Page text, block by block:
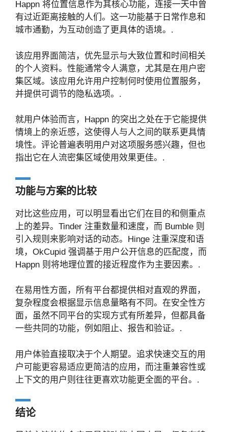
Happn 将位置信息作为其核心功能，连接一天中曾
有过近距离接触的人们。这一功能基于日常作息和
城市通勤，为互动创造了更具体的语境。.
该应用界面简洁，优先显示与大致位置和时间相关
的个人资料。性能通常令人满意，尤其是在用户密
集区域。该应用允许用户控制何时使用位置服务，
并提供可调节的隐私选项。.
就用户体验而言，Happn 的突出之处在于它能提供
情境上的亲近感，这使得人与人之间的联系更具情
境性。评论普遍表明用户对这项服务感兴趣，但也
指出它在人流密集区域使用效果更佳。.
功能与方案的比较
对比这些应用，可以明显看出它们在目的和侧重点
上的差异。Tinder 注重数量和速度，而 Bumble 则
引入规则来影响对话的动态。Hinge 注重深度和语
境，OkCupid 强调基于用户公开信息的匹配度，而
Happn 则将地理位置的接近程度作为主要因素。.
在易用性方面，所有平台都提供相对直观的界面，
复杂程度会根据显示信息量略有不同。在安全性方
面，虽然不同平台的实现方式有所差异，但都具备
一些共同的功能，例如阻止、报告和验证。.
用户体验直接取决于个人期望。追求快速交互的用
户可能更容易适应更简洁的应用，而注重兼容性或
上下文的用户则往往更喜欢功能更全面的平台。.
结论